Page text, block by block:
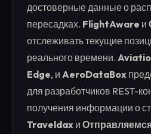
достоверные данные о
пересадках. FlightAware и
отслеживать текущие
реального времени.
Edge, и AeroDataBox
для разработчиков REST-
получения информации о
Traveldax и